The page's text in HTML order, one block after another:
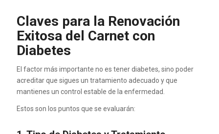
Claves para la Renovación
Exitosa del Carnet con
Diabetes
El factor más importante no es tener diabetes, sino poder
acreditar que sigues un tratamiento adecuado y que
mantienes un control estable de la enfermedad.
Estos son los puntos que se evaluarán: